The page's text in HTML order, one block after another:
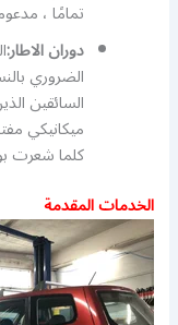
تمامًا ،
دوران الاطار:
الضروري
السائقين
ميكانيكي
كلما شعرت
الخدمات المقدمة